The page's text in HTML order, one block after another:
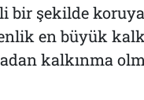
bir şekilde
en büyük
kalkınma